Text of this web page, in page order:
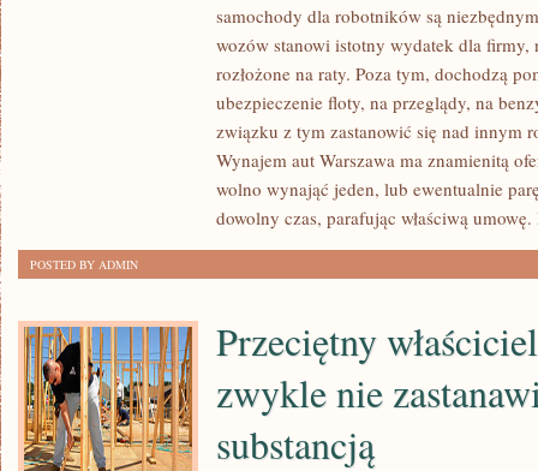
KORZYSTAĆ
TRANSPORTU
samochody dla robotników są
wozów stanowi istotny wydatek dla firmy,
rozłożone na raty. Poza tym, dochodzą
ubezpieczenie floty, na przeglądy, na
związku z tym zastanowić się nad innym
Wynajem aut Warszawa ma znamienitą
wolno wynająć jeden, lub ewentualnie
dowolny czas, parafując właściwą
POSTED BY ADMIN
Przeciętny
zwykle nie
substancją